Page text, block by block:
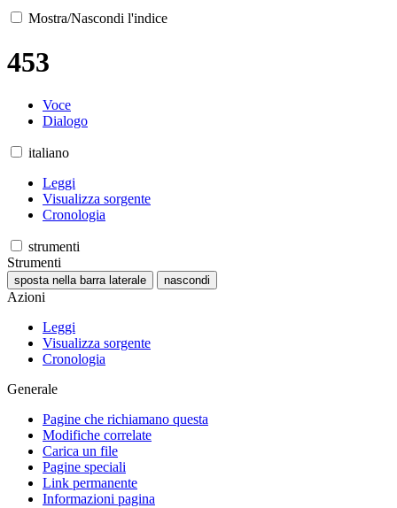
Mostra/Nascondi l'indice
453
Voce
Dialogo
italiano
Leggi
Visualizza sorgente
Cronologia
strumenti
Strumenti
sposta nella barra laterale nascondi
Azioni
Leggi
Visualizza sorgente
Cronologia
Generale
Pagine che richiamano questa
Modifiche correlate
Carica un file
Pagine speciali
Link permanente
Informazioni pagina